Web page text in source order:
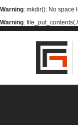
Warning: mkdir(): No space
Warning: